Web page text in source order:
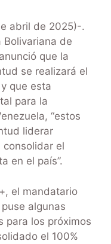
abril de 2025)-.
Bolivariana de
que la
se realizará el
que esta
para la
“estos
liderar
consolidar el
en el país”.
el mandatario
algunas
para los próximos
el 100%